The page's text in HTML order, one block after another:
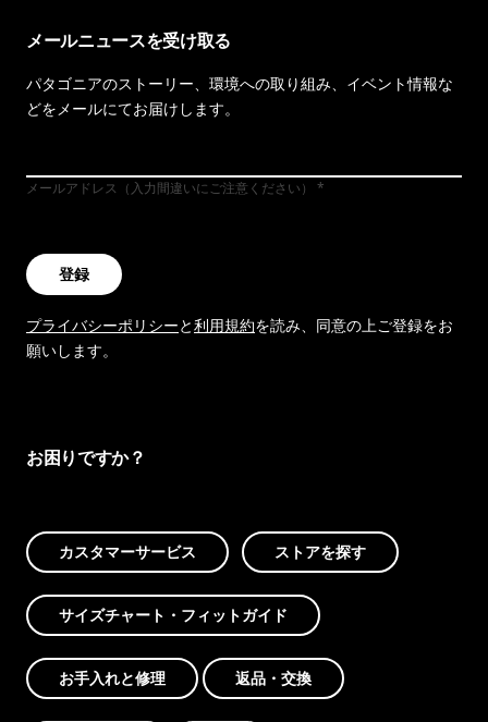
メールニュースを受け取る
パタゴニアのストーリー、環境への取り組み、イベント情報な
どをメールにてお届けします。
メールアドレス（入力間違いにご注意ください）
登録
プライバシーポリシーと利用規約を読み、同意の上ご登録をお
願いします。
お困りですか？
カスタマーサービス ストアを探す
サイズチャート・フィットガイド
お手入れと修理 返品・交換